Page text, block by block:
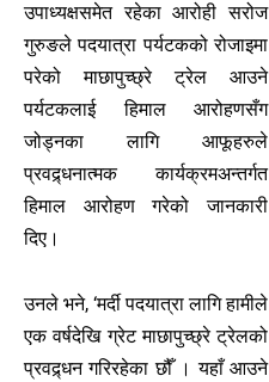
उपाध्यक्षसमेत रहेका आरोही सरोज
गुरुङले पदयात्रा पर्यटकको रोजाइमा
परेको माछापुच्छ्रे ट्रेल आउने
पर्यटकलाई हिमाल आरोहणसँग
जोड्नका लागि आफूहरुले
प्रवद्र्धनात्मक कार्यक्रमअन्तर्गत
हिमाल आरोहण गरेको जानकारी
दिए।
उनले भने, ‘मर्दी पदयात्रा लागि हामीले
एक वर्षदेखि ग्रेट माछापुच्छ्रे ट्रेलको
प्रवद्र्धन गरिरहेका छौँ । यहाँ आउने